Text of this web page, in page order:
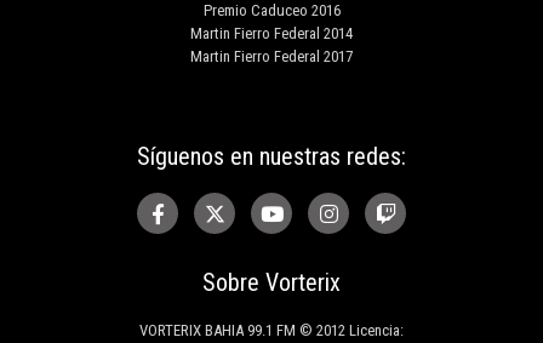
Sobre Vorterix
VORTERIX BAHIA 99.1 FM © 2012 Licencia:
Síguenos en nuestras redes:
Premio Caduceo 2016
Martin Fierro Federal 2014
Martin Fierro Federal 2017